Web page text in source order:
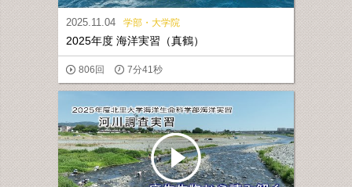
2025.11.04 学部・大学院
2025年度 海洋実習（真鶴）
806回 7分41秒